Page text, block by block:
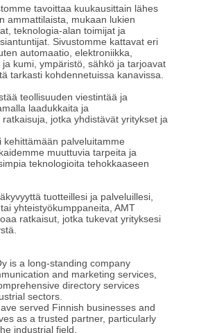
tavoittaa kuukausittain lähes
ammattilaista, mukaan lukien
teknologia-alan toimijat ja
Sivustomme kattavat eri
automaatio, elektroniikka,
kumi, ympäristö, sähkö ja tarjoavat
tarkasti kohdennetuissa kanavissa.
teollisuuden viestintää ja
laadukkaita ja
jotka yhdistävät yritykset ja
kehittämään palveluitamme
muuttuvia tarpeita ja
teknologioita tehokkaaseen
tuotteillesi ja palveluillesi,
yhteistyökumppaneita, AMT
ratkaisut, jotka tukevat yrityksesi
is a long-standing company
and marketing services,
directory services
sectors.
served Finnish businesses and
as a trusted partner, particularly
industrial field.